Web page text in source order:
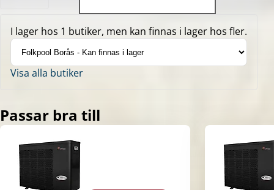
I lager hos 1 butiker, men kan finnas i lager hos fler.
Visa alla butiker
Passar bra till